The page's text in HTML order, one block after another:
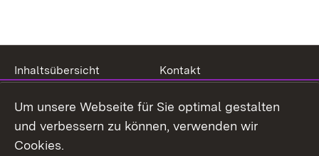
Inhaltsübersicht
Kontakt
Benutzungshinweise
Erklärung zur
Barrierefreiheit
Um unsere Webseite für Sie optimal gestalten
und verbessern zu können, verwenden wir
Cookies.